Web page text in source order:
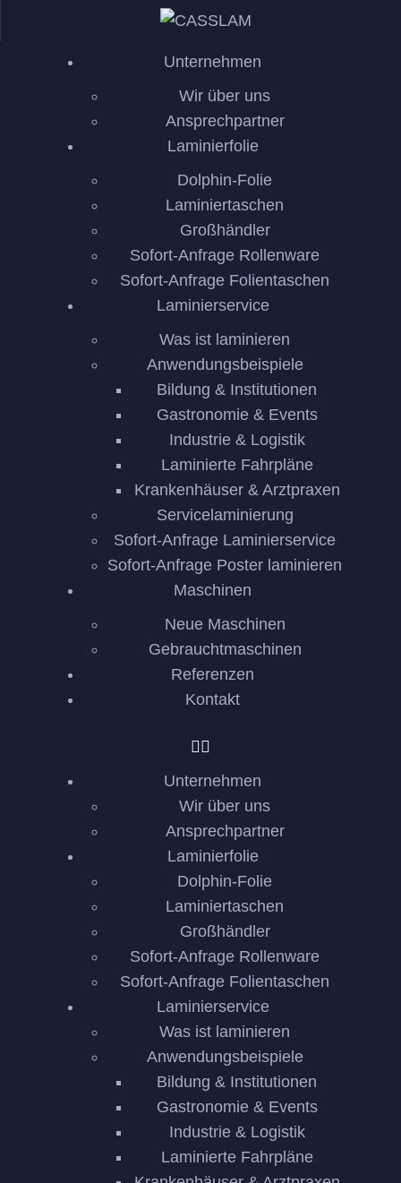
Unternehmen
Wir über uns
Ansprechpartner
Laminierfolie
Dolphin-Folie
Laminiertaschen
Großhändler
Sofort-Anfrage Rollenware
Sofort-Anfrage Folientaschen
Laminierservice
Was ist laminieren
Anwendungsbeispiele
Bildung & Institutionen
Gastronomie & Events
Industrie & Logistik
Laminierte Fahrpläne
Krankenhäuser & Arztpraxen
Servicelaminierung
Sofort-Anfrage Laminierservice
Sofort-Anfrage Poster laminieren
Maschinen
Neue Maschinen
Gebrauchtmaschinen
Referenzen
Kontakt
Unternehmen
Wir über uns
Ansprechpartner
Laminierfolie
Dolphin-Folie
Laminiertaschen
Großhändler
Sofort-Anfrage Rollenware
Sofort-Anfrage Folientaschen
Laminierservice
Was ist laminieren
Anwendungsbeispiele
Bildung & Institutionen
Gastronomie & Events
Industrie & Logistik
Laminierte Fahrpläne